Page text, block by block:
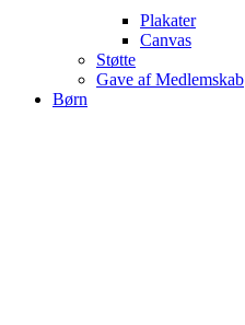
Plakater
Canvas
Støtte
Gave af Medlemskab
Børn